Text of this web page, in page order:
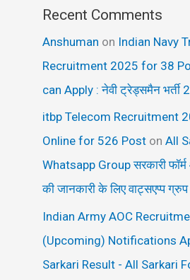
Recent Comments
Anshuman on Indian Navy
Recruitment 2025 for 38
can Apply : नेवी ट्रेड्समैन भर्ती
itbp Telecom Recruitment
Online for 526 Post onAll
Whatsapp Group सरकारी
की जानकारी के लिए वाट्सएप्प
Indian Army AOC
(Upcoming) Notifications
Sarkari Result - All Sarkari